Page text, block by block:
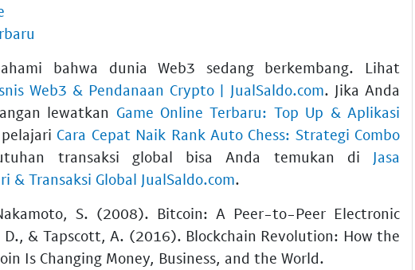
bahwa dunia Web3 sedang berkembang. Lihat
Web3 & Pendanaan Crypto | JualSaldo.com. Jika Anda
lewatkan Game Online Terbaru: Top Up & Aplikasi
Cara Cepat Naik Rank Auto Chess: Strategi Combo
transaksi global bisa Anda temukan di Jasa
& Transaksi Global JualSaldo.com.
S. (2008). Bitcoin: A Peer-to-Peer Electronic
D., & Tapscott, A. (2016). Blockchain Revolution: How the
Is Changing Money, Business, and the World.